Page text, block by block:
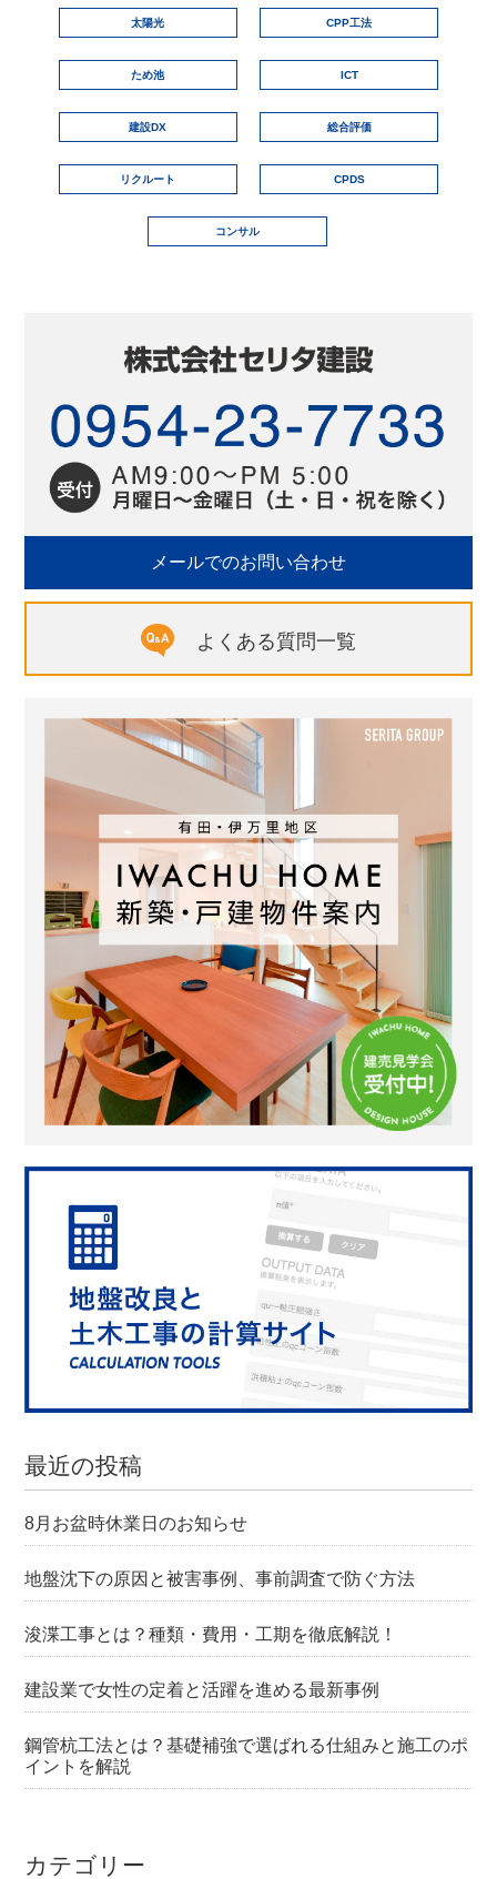
太陽光 CPP工法
ため池 ICT
建設DX 総合評価
リクルート CPDS
コンサル
メールでのお問い合わせ
よくある質問一覧
最近の投稿
8月お盆時休業日のお知らせ
地盤沈下の原因と被害事例、事前調査で防ぐ方法
浚渫工事とは？種類・費用・工期を徹底解説！
建設業で女性の定着と活躍を進める最新事例
鋼管杭工法とは？基礎補強で選ばれる仕組みと施工のポ
イントを解説
カテゴリー